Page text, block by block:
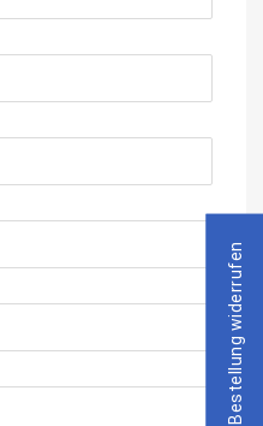
Bestellung widerrufen